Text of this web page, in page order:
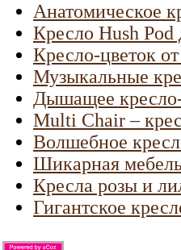
Анатомическое
Кресло Hush
Кресло-цветок
Музыкальные
Дышащее
Multi Chair –
Волшебное
Шикарная
Кресла розы и
Гигантское